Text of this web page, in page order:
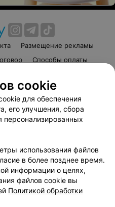
Сало соленое
фермерское
305 г • Три вида сала (белое
Украинское, грудинка,
Размещение рекламы
Способы оплаты
соглашение
поддержку
сотрудничества
cookie
данных
cookie
для обеспечения
его улучшения, сбора
персонализированных
использования файлов
в более позднее время.
информации о целях,
файлов cookie вы
Политикой обработки